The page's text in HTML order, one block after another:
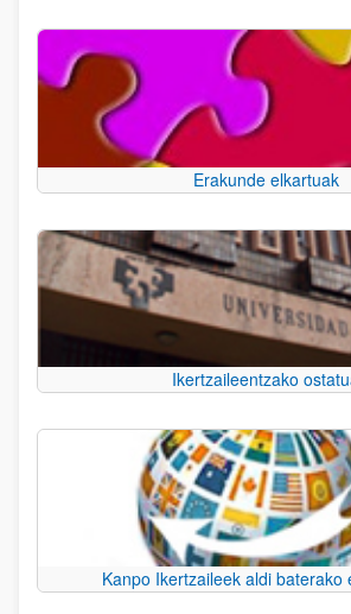
Erakunde elkartuak
Ikertzaileentzako
Kanpo Ikertzaileek aldi baterako